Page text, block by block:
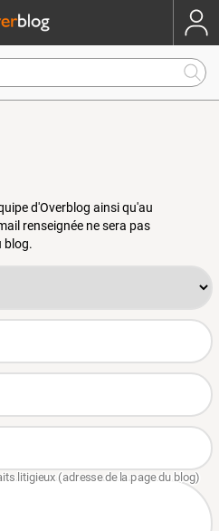
d'Overblog ainsi qu'au
renseignée ne sera pas
blog.